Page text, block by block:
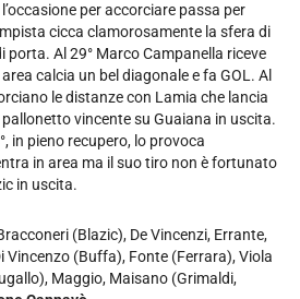
per accorciare passa per
cicca clamorosamente la sfera di
porta. Al 29° Marco Campanella riceve
calcia un bel diagonale e fa GOL. Al
le distanze con Lamia che lancia
pallonetto vincente su Guaiana in uscita.
in pieno recupero, lo provoca
in area ma il suo tiro non è fortunato
in uscita.
(Blazic), De Vincenzi, Errante,
Vincenzo (Buffa), Fonte (Ferrara), Viola
Maggio, Maisano (Grimaldi,